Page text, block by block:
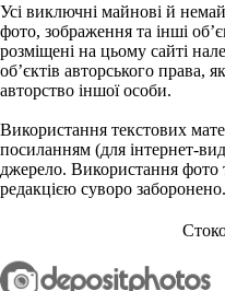
Усі виключні майнові й
фото, зображення та інші
розміщені на цьому сайті
об’єктів авторського права,
авторство іншої особи.
Використання текстових
посиланням (для інтернет-
джерело. Використання фото
редакцією суворо заборонено.